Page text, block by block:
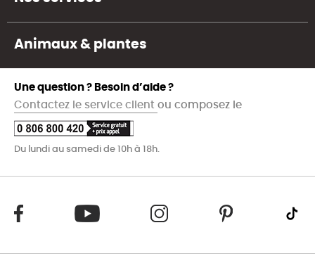
Animaux & plantes
Une question ? Besoin d’aide ?
Contactez le service client ou composez le
Du lundi au samedi de 10h à 18h.